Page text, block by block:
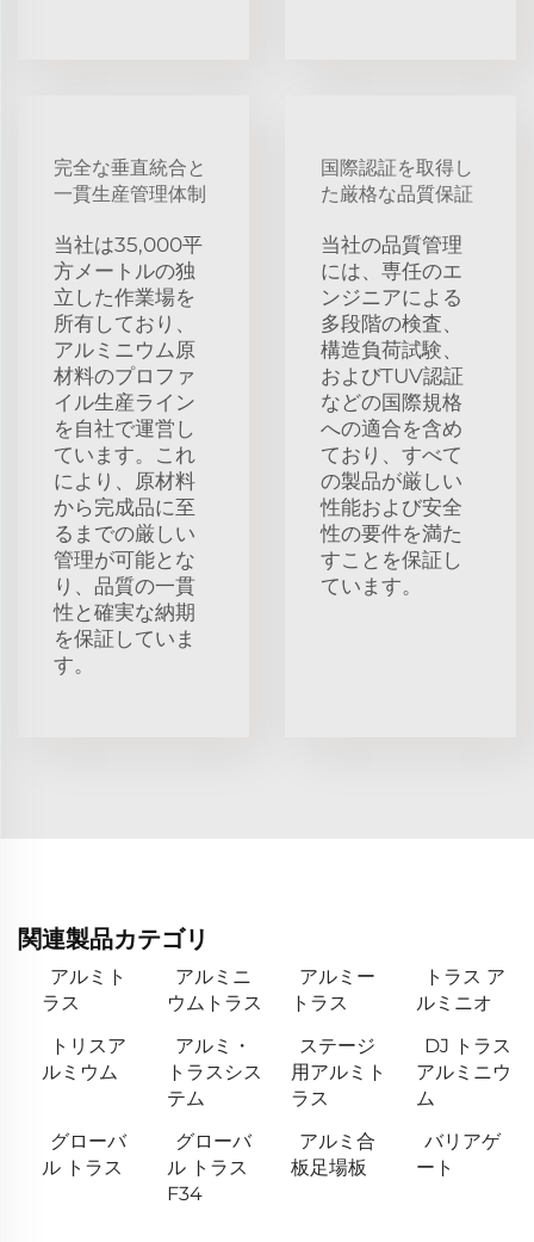
完全な垂直統合と
一貫生産管理体制
当社は35,000平
方メートルの独
立した作業場を
所有しており、
アルミニウム原
材料のプロファ
イル生産ライン
を自社で運営し
ています。これ
により、原材料
から完成品に至
るまでの厳しい
管理が可能とな
り、品質の一貫
性と確実な納期
を保証していま
す。
国際認証を取得し
た厳格な品質保証
当社の品質管理
には、専任のエ
ンジニアによる
多段階の検査、
構造負荷試験、
およびTUV認証
などの国際規格
への適合を含め
ており、すべて
の製品が厳しい
性能および安全
性の要件を満た
すことを保証し
ています。
関連製品カテゴリ
アルミト
ラス
アルミニ
ウムトラス
アルミー
トラス
トラス ア
ルミニオ
トリスア
ルミウム
アルミ・
トラスシス
テム
ステージ
用アルミト
ラス
DJ トラス
アルミニウ
ム
グローバ
ル トラス
グローバ
ル トラス
F34
アルミ合
板足場板
バリアゲ
ート